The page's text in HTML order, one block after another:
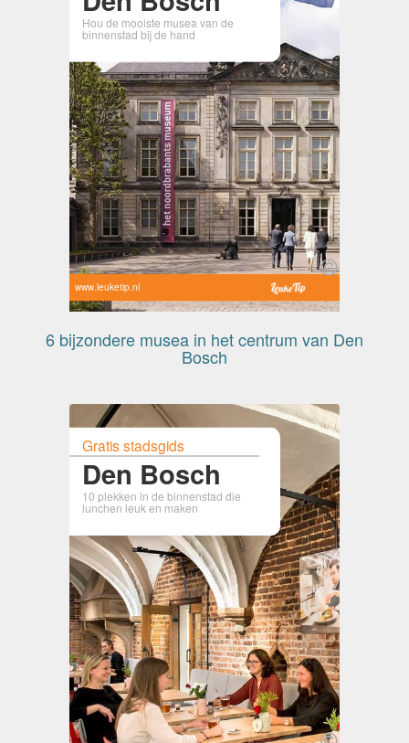
Hou de mooiste musea van de
binnenstad bij de hand
www.leuketip.nl
6 bijzondere musea in het centrum van Den
Bosch
Gratis stadsgids
Den Bosch
10 plekken in de binnenstad die
lunchen leuk en maken